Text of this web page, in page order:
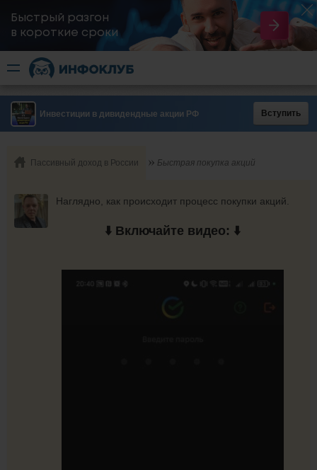
Быстрый разгон
​в короткие сроки
Инвестиции в дивидендные акции РФ Вступить
Пассивный доход в России Быстрая покупка акций
Наглядно, как происходит процесс покупки акций.
⬇️ Включайте видео: ⬇️